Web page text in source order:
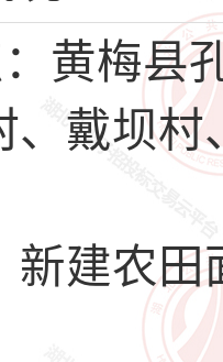
黄梅县
、戴坝
新建农田